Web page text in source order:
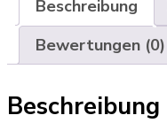
Beschreibung
Bewertungen (0)
Beschreibung